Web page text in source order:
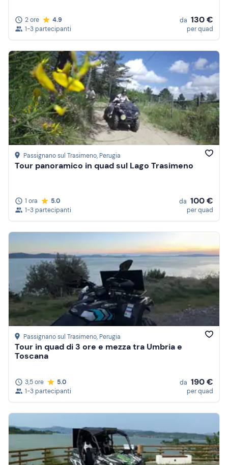
2 ore
4.9
1-3 partecipanti
da 130 €
per quad
Passignano sul Trasimeno, Perugia
Tour panoramico in quad sul Lago Trasimeno
1 ora
5.0
1-3 partecipanti
da 100 €
per quad
Passignano sul Trasimeno, Perugia
Tour in quad di 3 ore e mezza tra Umbria e
Toscana
3,5 ore
5.0
1-3 partecipanti
da 190 €
per quad